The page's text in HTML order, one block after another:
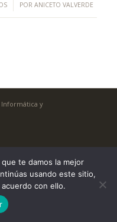
PORANICETO VALVERDE
y
te damos la mejor
usando este sitio,
con ello.